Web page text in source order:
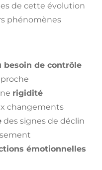
de cette évolution
phénomènes
de contrôle
rigidité
changements
des signes de déclin
émotionnelles